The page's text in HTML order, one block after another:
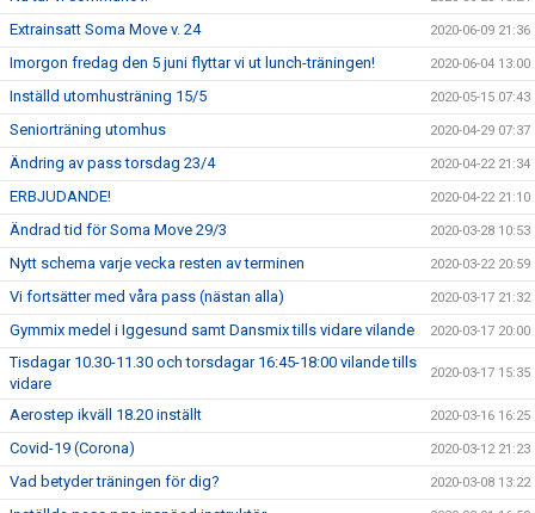
Extrainsatt Soma Move v. 24 2020-06-09 21:36
Imorgon fredag den 5 juni flyttar vi ut lunch-träningen! 2020-06-04 13:00
Inställd utomhusträning 15/5 2020-05-15 07:43
Seniorträning utomhus 2020-04-29 07:37
Ändring av pass torsdag 23/4 2020-04-22 21:34
ERBJUDANDE! 2020-04-22 21:10
Ändrad tid för Soma Move 29/3 2020-03-28 10:53
Nytt schema varje vecka resten av terminen 2020-03-22 20:59
Vi fortsätter med våra pass (nästan alla) 2020-03-17 21:32
Gymmix medel i Iggesund samt Dansmix tills vidare vilande 2020-03-17 20:00
Tisdagar 10.30-11.30 och torsdagar 16:45-18:00 vilande tills
vidare
2020-03-17 15:35
Aerostep ikväll 18.20 inställt 2020-03-16 16:25
Covid-19 (Corona) 2020-03-12 21:23
Vad betyder träningen för dig? 2020-03-08 13:22